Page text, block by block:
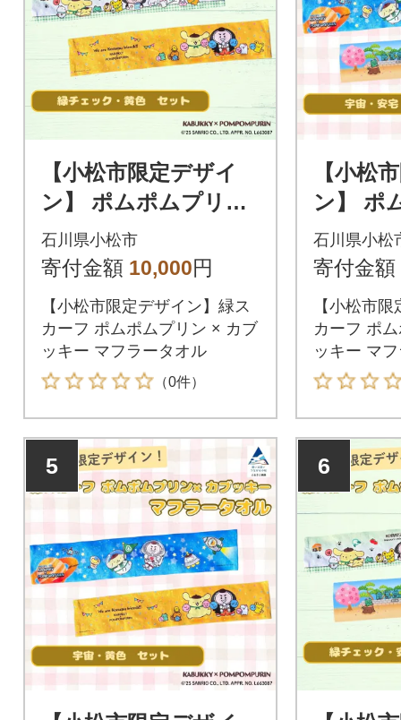
【小松市限定デザイ
ン】 ポムポムプリン
×カブッキー マフラー
タオル2枚セット(緑チ
石川県小松市
寄付金額 10,000円
【小松市限定デザイン】緑ス
カーフ ポムポムプリン × カブ
ッキー マフラータオル
（0件）
【小松
ン】 ポ
×カブッ
タオル2
石川県小松
寄付金額
【小松市
カーフ ポ
ッキー マ
5 6